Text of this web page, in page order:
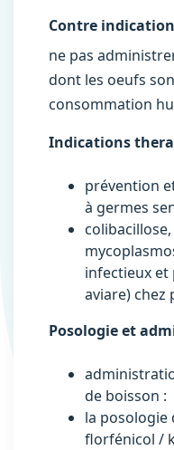
Contre
ne pas
dont les oeufs
consommation
Indications
prévention
à germes
infectieux et
aviare) chez
Posologie et
de boisson :
la posologie
florfénicol /